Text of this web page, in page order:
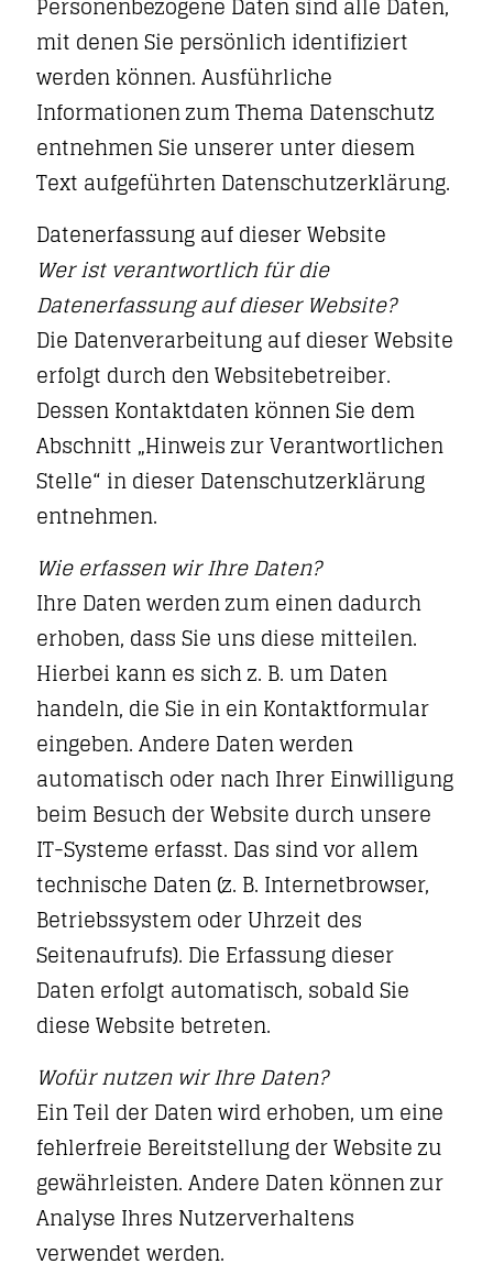
mit denen Sie persönlich identifiziert
werden können. Ausführliche
Informationen zum Thema Datenschutz
entnehmen Sie unserer unter diesem
Text aufgeführten Datenschutzerklärung.
Datenerfassung auf dieser Website
Wer ist verantwortlich für die
Datenerfassung auf dieser Website?
Die Datenverarbeitung auf dieser Website
erfolgt durch den Websitebetreiber.
Dessen Kontaktdaten können Sie dem
Abschnitt „Hinweis zur Verantwortlichen
Stelle“ in dieser Datenschutzerklärung
entnehmen.
Wie erfassen wir Ihre Daten?
Ihre Daten werden zum einen dadurch
erhoben, dass Sie uns diese mitteilen.
Hierbei kann es sich z. B. um Daten
handeln, die Sie in ein Kontaktformular
eingeben. Andere Daten werden
automatisch oder nach Ihrer Einwilligung
beim Besuch der Website durch unsere
IT-Systeme erfasst. Das sind vor allem
technische Daten (z. B. Internetbrowser,
Betriebssystem oder Uhrzeit des
Seitenaufrufs). Die Erfassung dieser
Daten erfolgt automatisch, sobald Sie
diese Website betreten.
Wofür nutzen wir Ihre Daten?
Ein Teil der Daten wird erhoben, um eine
fehlerfreie Bereitstellung der Website zu
gewährleisten. Andere Daten können zur
Analyse Ihres Nutzerverhaltens
verwendet werden.